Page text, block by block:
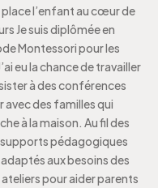
l’enfant au cœur de
Je suis diplômée en
Montessori pour les
eu la chance de travailler
à des conférences
des familles qui
à la maison. Au fil des
supports pédagogiques
aux besoins des
pour aider parents